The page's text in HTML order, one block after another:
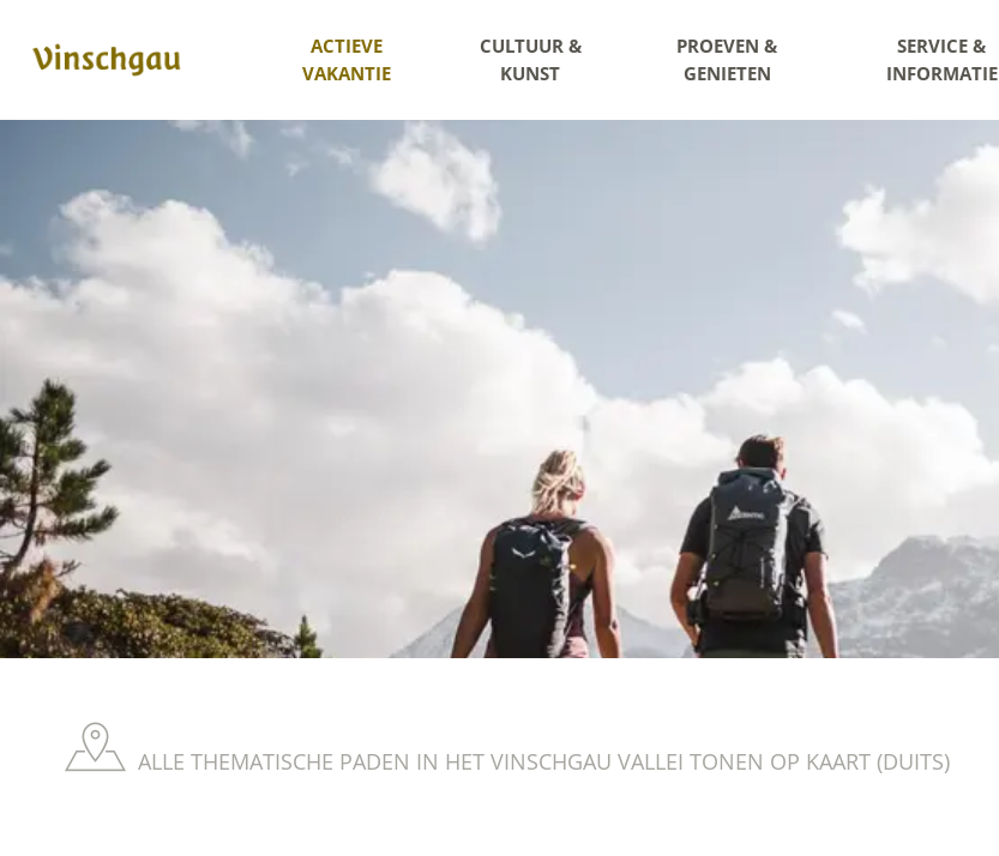
ACTIEVE
VAKANTIE
CULTUUR &
KUNST
PROEVEN &
GENIETEN
SERVICE &
INFORMATIE
ALLE THEMATISCHE PADEN IN HET VINSCHGAU VALLEI TONEN OP KAART (DUITS)